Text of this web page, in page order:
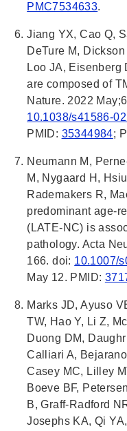
PMC7534633.
Jiang YX, Cao Q,
DeTure M,
Loo JA, Eisenberg
are composed of
Nature. 2022
10.1038/s41586-
PMID: 35344984;
Neumann M,
M, Nygaard H,
Rademakers R,
predominant age-
(LATE-NC) is
pathology. Acta
166. doi: 10.1007/
May 12. PMID:
Marks JD, Ayuso
TW, Hao Y, Li Z,
Duong DM,
Calliari A,
Casey MC, Lilley
Boeve BF,
B, Graff-Radford
Josephs KA, Qi